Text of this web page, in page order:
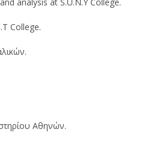
College.
Αθηνών.